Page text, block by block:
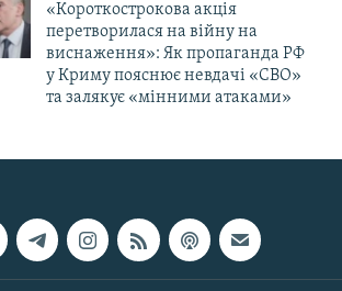
«Короткострокова акція
перетворилася на війну на
виснаження»: Як пропаганда РФ
у Криму пояснює невдачі «СВО»
та залякує «мінними атаками»